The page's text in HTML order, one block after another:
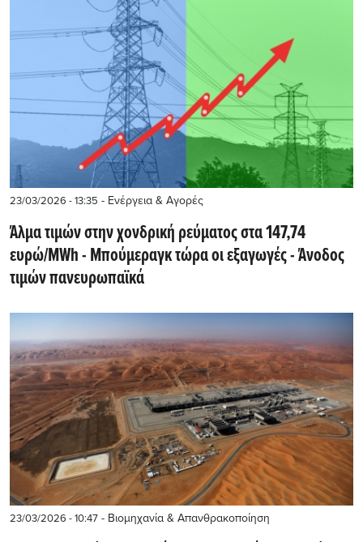
23/03/2026 - 13:35 - Ενέργεια & Αγορές
Άλμα τιμών στην χονδρική ρεύματος στα 147,74
ευρώ/MWh - Mπούμεραγκ τώρα οι εξαγωγές - Άνοδος
τιμών πανευρωπαϊκά
23/03/2026 - 10:47 - Βιομηχανία & Απανθρακοποίηση